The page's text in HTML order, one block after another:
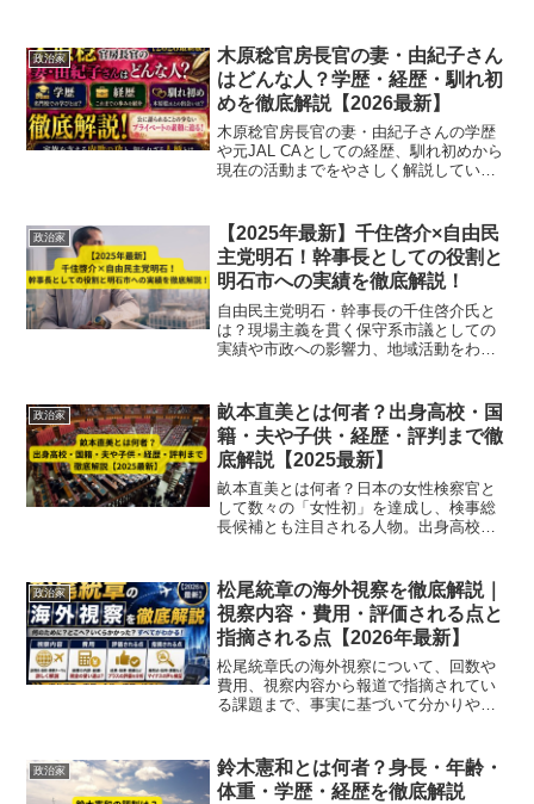
政治家
木原稔官房長官の妻・由紀子さん
はどんな人？学歴・経歴・馴れ初
めを徹底解説【2026最新】
木原稔官房長官の妻・由紀子さんの学歴
や元JAL CAとしての経歴、馴れ初めから
現在の活動までをやさしく解説していま
政治家
【2025年最新】千住啓介×自由民
主党明石！幹事長としての役割と
明石市への実績を徹底解説！
自由民主党明石・幹事長の千住啓介氏と
は？現場主義を貫く保守系市議としての
実績や市政への影響力、地域活動をわか
政治家
畝本直美とは何者？出身高校・国
籍・夫や子供・経歴・評判まで徹
底解説【2025最新】
畝本直美とは何者？日本の女性検察官と
して数々の「女性初」を達成し、検事総
長候補とも注目される人物。出身高校・
政治家
松尾統章の海外視察を徹底解説｜
視察内容・費用・評価される点と
指摘される点【2026年最新】
松尾統章氏の海外視察について、回数や
費用、視察内容から報道で指摘されてい
る課題まで、事実に基づいて分かりやす
政治家
鈴木憲和とは何者？身長・年齢・
体重・学歴・経歴を徹底解説